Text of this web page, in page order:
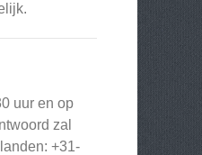
uur en op
zal
+31-